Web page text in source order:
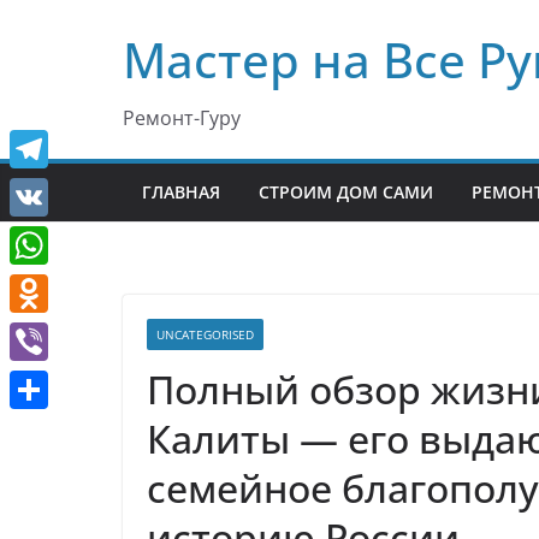
содержимомуМастер на Все
Ремонт-Гуру
ГЛАВНАЯ СТРОИМ ДОМ САМИ
UNCATEGORISED
Полный обзор
Калиты — его
семейное
T
e
l
e
g
r
V
K
W
h
a
t
O
d
n
V